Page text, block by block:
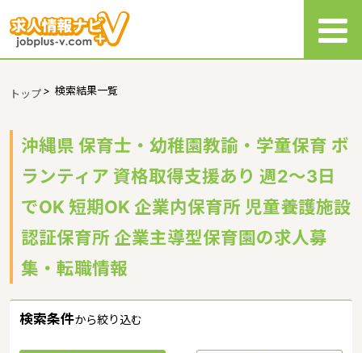
トップ> 検索結果一覧
沖縄県 保育士・幼稚園教諭・学童保育 ボ
ランティア 資格取得支援あり 週2～3日
でOK 短期OK 企業内保育所 児童養護施設
認証保育所 企業主導型保育園の求人募
集・転職情報
検索条件から絞り込む